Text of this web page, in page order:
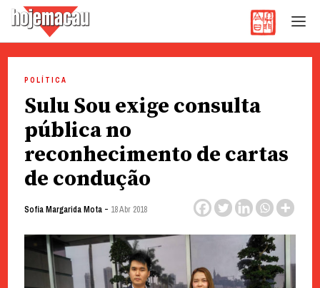
content
POLÍTICA
Sulu Sou exige consulta
pública no
reconhecimento de cartas
de condução
Sofia Margarida Mota- 18 Abr 2018